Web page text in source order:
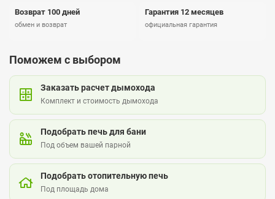
Возврат 100 дней
обмен и возврат
Гарантия 12 месяцев
официальная гарантия
Поможем с выбором
Заказать расчет дымохода
Комплект и стоимость дымохода
Подобрать печь для бани
Под объем вашей парной
Подобрать отопительную печь
Под площадь дома